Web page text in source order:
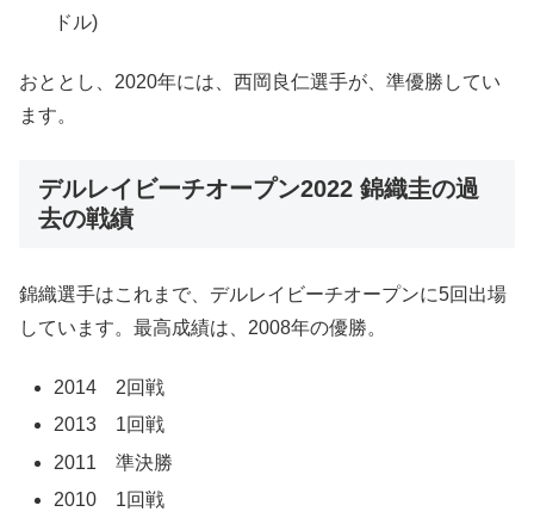
ドル)
おととし、2020年には、西岡良仁選手が、準優勝してい
ます。
デルレイビーチオープン2022 錦織圭の過
去の戦績
錦織選手はこれまで、デルレイビーチオープンに5回出場
しています。最高成績は、2008年の優勝。
2014 2回戦
2013 1回戦
2011 準決勝
2010 1回戦